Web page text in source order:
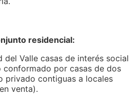
residencial:
del Valle casas de interés social
conformado por casas de dos
privado contiguas a locales
venta).